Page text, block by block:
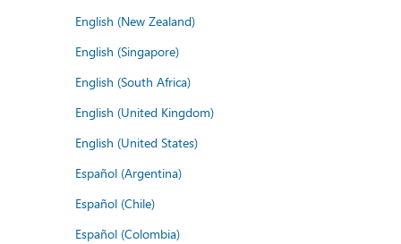
English (New Zealand)
English (Singapore)
English (South Africa)
English (United Kingdom)
English (United States)
Español (Argentina)
Español (Chile)
Español (Colombia)